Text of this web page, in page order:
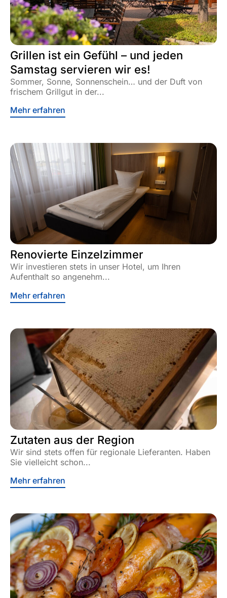
Grillen ist ein Gefühl – und jeden
Samstag servieren wir es!
Sommer, Sonne, Sonnenschein… und der Duft von
frischem Grillgut in der...
Mehr erfahren
Renovierte Einzelzimmer
Wir investieren stets in unser Hotel, um Ihren
Aufenthalt so angenehm...
Mehr erfahren
Zutaten aus der Region
Wir sind stets offen für regionale Lieferanten. Haben
Sie vielleicht schon...
Mehr erfahren